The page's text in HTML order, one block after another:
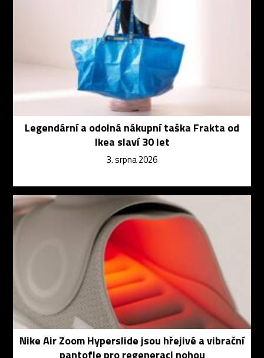
Legendární a odolná nákupní taška Frakta od
Ikea slaví 30 let
3. srpna 2026
Nike Air Zoom Hyperslide jsou hřejivé a vibrační
pantofle pro regeneraci nohou